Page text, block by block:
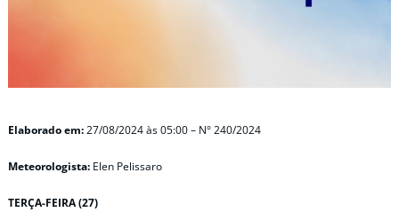
Elaborado em:27/08/2024 às 05:00 – N° 240/2024
Meteorologista: Elen Pelissaro
TERÇA-FEIRA (27)